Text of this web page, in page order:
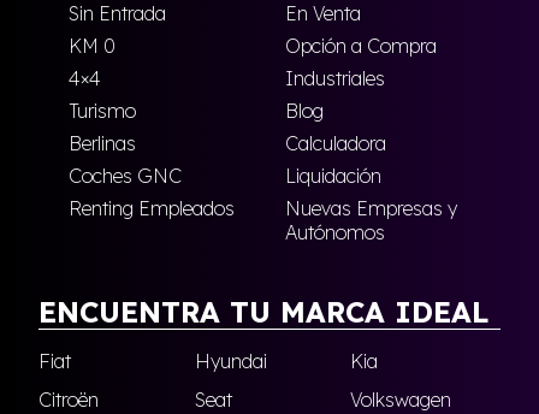
Sin Entrada
En Venta
KM 0
Opción a Compra
4×4
Industriales
Turismo
Blog
Berlinas
Calculadora
Coches GNC
Liquidación
Renting Empleados
Nuevas Empresas y
Autónomos
ENCUENTRA TU MARCA IDEAL
Fiat Hyundai
Kia
Citroën
Seat
Volkswagen